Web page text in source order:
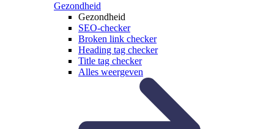
Gezondheid
Gezondheid
SEO-checker
Broken link checker
Heading tag checker
Title tag checker
Alles weergeven